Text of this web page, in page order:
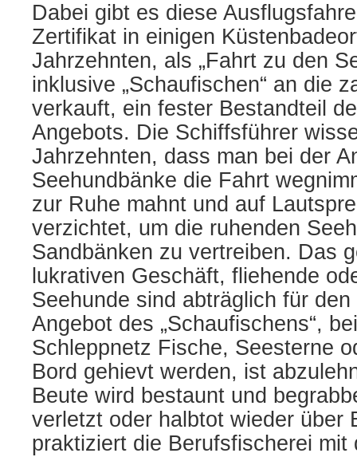
Dabei gibt es diese
Zertifikat in einigen
Jahrzehnten, als „Fahrt zu den
inklusive „Schaufischen“ an die
verkauft, ein fester Bestandteil
Angebots. Die Schiffsführer
Jahrzehnten, dass man bei der
Seehundbänke die Fahrt
zur Ruhe mahnt und auf
verzichtet, um die ruhenden
Sandbänken zu vertreiben. Das
lukrativen Geschäft, fliehende
Seehunde sind abträglich für
Angebot des „Schaufischens“,
Schleppnetz Fische, Seesterne
Bord gehievt werden, ist
Beute wird bestaunt und
verletzt oder halbtot wieder über
praktiziert die Berufsfischerei mit